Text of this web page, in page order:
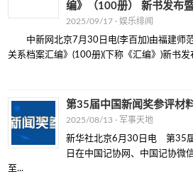
编》（100册） 新书发布
2025/09/17 ·娱乐绯闻
中新网北京7月30日电(李百加)由福建师
关系档案汇编》(100册)(下称《汇编》)新书
第35届中国新闻奖参评材
2025/08/13 · 军事天地
新华社北京6月30日电 第35
日在中国记协网、中国记协微
至...